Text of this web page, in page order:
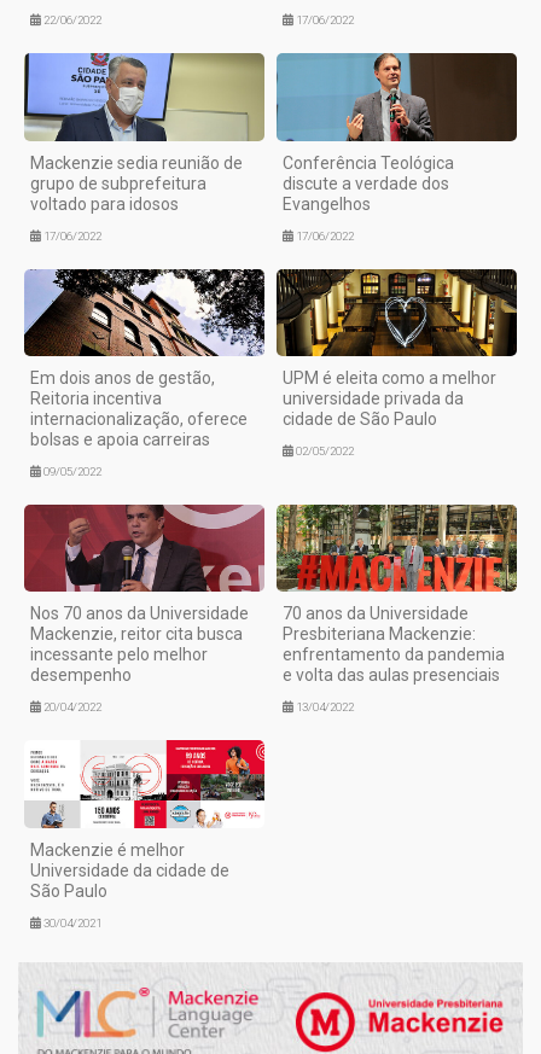
22/06/2022 17/06/2022
Mackenzie sedia reunião de
grupo de subprefeitura
voltado para idosos
17/06/2022
Conferência Teológica
discute a verdade dos
Evangelhos
17/06/2022
Em dois anos de gestão,
Reitoria incentiva
internacionalização, oferece
bolsas e apoia carreiras
09/05/2022
UPM é eleita como a melhor
universidade privada da
cidade de São Paulo
02/05/2022
Nos 70 anos da Universidade
Mackenzie, reitor cita busca
incessante pelo melhor
desempenho
20/04/2022
70 anos da Universidade
Presbiteriana Mackenzie:
enfrentamento da pandemia
e volta das aulas presenciais
13/04/2022
Mackenzie é melhor
Universidade da cidade de
São Paulo
30/04/2021